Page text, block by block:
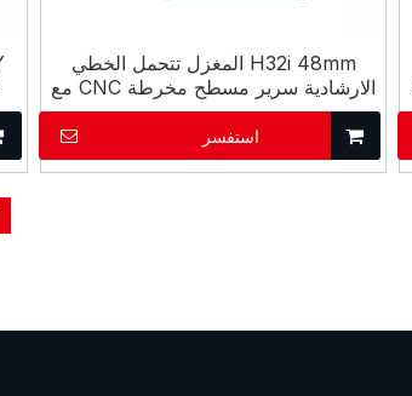
H32i 48mm المغزل تتحمل الخطي
الارشادية سرير مسطح مخرطة CNC مع
أدوات نوع العصابة
استفسر